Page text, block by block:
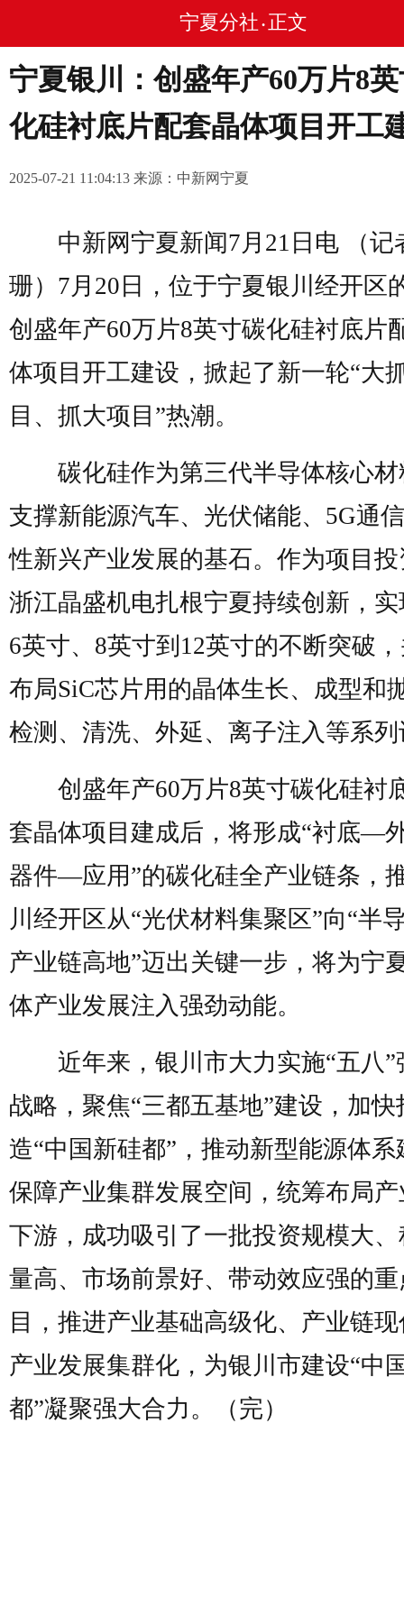
宁夏分社 • 正文
宁夏银川：创盛年产60万片8
化硅衬底片配套晶体项目开工
2025-07-21 11:04:13 来源：中新网宁夏
中新网宁夏新闻7月21日电 （记
珊）7月20日，位于宁夏银川经开区
创盛年产60万片8英寸碳化硅衬底片
体项目开工建设，掀起了新一轮“大
目、抓大项目”热潮。
碳化硅作为第三代半导体核心材
支撑新能源汽车、光伏储能、5G通
性新兴产业发展的基石。作为项目
浙江晶盛机电扎根宁夏持续创新，
6英寸、8英寸到12英寸的不断突破
布局SiC芯片用的晶体生长、成型和
检测、清洗、外延、离子注入等系
创盛年产60万片8英寸碳化硅衬
套晶体项目建成后，将形成“衬底—
器件—应用”的碳化硅全产业链条，
川经开区从“光伏材料集聚区”向“半
产业链高地”迈出关键一步，将为宁
体产业发展注入强劲动能。
近年来，银川市大力实施“五八”
战略，聚焦“三都五基地”建设，加快
造“中国新硅都”，推动新型能源体系
保障产业集群发展空间，统筹布局
下游，成功吸引了一批投资规模大
量高、市场前景好、带动效应强的
目，推进产业基础高级化、产业链
产业发展集群化，为银川市建设“中
都”凝聚强大合力。（完）